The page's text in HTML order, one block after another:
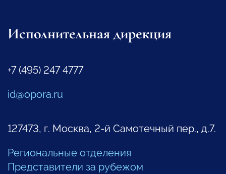
Исполнительная дирекция
+7 (495) 247 4777
id@opora.ru
127473, г. Москва, 2-й Самотечный пер., д.7.
Региональные отделения
Представители за рубежом